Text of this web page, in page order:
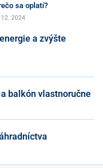
sa oplatí?
12. 2024
a zvýšte
balkón vlastnoručne